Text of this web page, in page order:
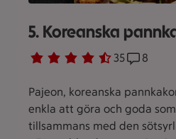
5. Koreanska
Betyg 4.3 av 5. 35
35 personer har röstatReceptet
8
Pajeon, koreanska
enkla att göra och goda
tillsammans med den